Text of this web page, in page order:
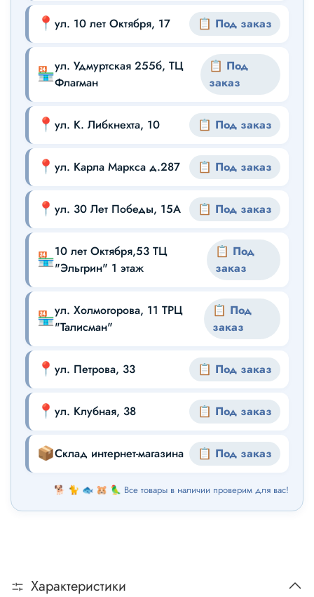
📍 ул. 10 лет Октября, 17 📋 Под заказ
🏪ул. Удмуртская 255б, ТЦ
Флагман
📋 Под
заказ
📍 ул. К. Либкнехта, 10 📋 Под заказ
📍 ул. Карла Маркса д.287 📋 Под заказ
📍 ул. 30 Лет Победы, 15А 📋 Под заказ
🏪10 лет Октября,53 ТЦ
"Эльгрин" 1 этаж
📋 Под
заказ
🏪ул. Холмогорова, 11 ТРЦ
"Талисман"
📋 Под
заказ
📍 ул. Петрова, 33 📋 Под заказ
📍 ул. Клубная, 38 📋 Под заказ
📦Склад интернет-магазина 📋 Под заказ
🐕 🐈 🐟 🐹 🦜 Все товары в наличии проверим для вас!
Характеристики